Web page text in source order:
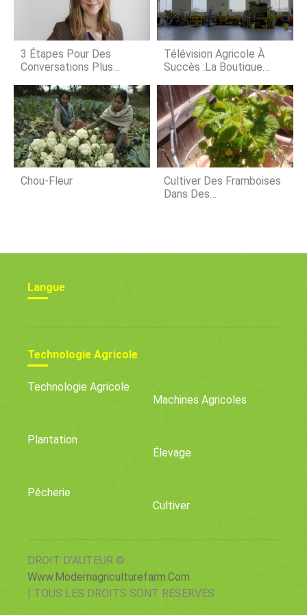
de protéine
de plusieurs technologies, par
exemple, capteurs, actionneurs,
systèmes embarqués, réseaux,
Communication sans fil, et
technologies web, etc. L
3 Étapes Pour Des
Conversations Plus
Consommateurs
Télévision Agricole À
Succès :la Boutique
Chou-Fleur
Cultiver Des Framboises
Dans Des
Langue
Technologie Agricole
Technologie Agricole
Machines Agricoles
Plantation
Élevage
Pêcherie
Cultiver
DROIT D'AUTEUR ©
Www.modernagriculturefarm.com
| TOUS LES DROITS SONT RÉSERVÉS